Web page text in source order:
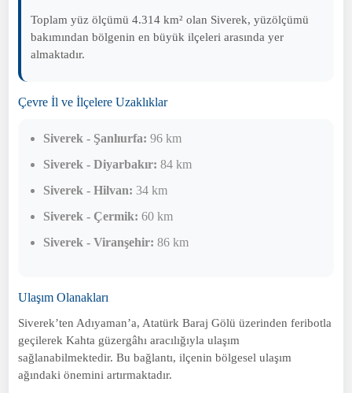
Toplam yüz ölçümü 4.314 km² olan Siverek, yüzölçümü
bakımından bölgenin en büyük ilçeleri arasında yer
almaktadır.
Çevre İl ve İlçelere Uzaklıklar
Siverek - Şanlıurfa: 96 km
Siverek - Diyarbakır: 84 km
Siverek - Hilvan: 34 km
Siverek - Çermik: 60 km
Siverek - Viranşehir: 86 km
Ulaşım Olanakları
Siverek’ten Adıyaman’a, Atatürk Baraj Gölü üzerinden feribotla
geçilerek Kahta güzergâhı aracılığıyla ulaşım
sağlanabilmektedir. Bu bağlantı, ilçenin bölgesel ulaşım
ağındaki önemini artırmaktadır.